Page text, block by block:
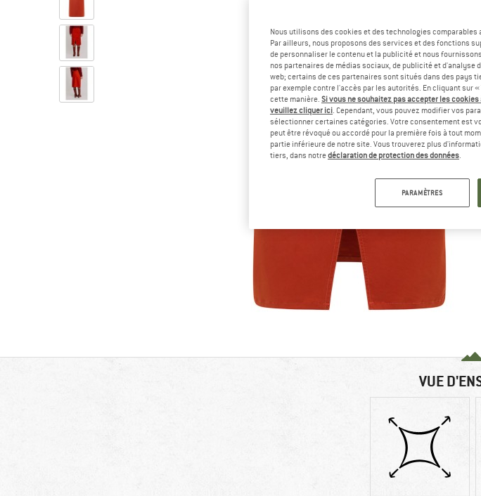
VUE
Nous utilisons des cookies et des technologies
Par ailleurs, nous proposons des services et des fonctions
de personnaliser le contenu et la publicité et nous
nos partenaires de médias sociaux, de publicité et
web; certains de ces partenaires sont situés dans des pays
par exemple contre l'accès par les autorités. En cliquant sur
cette manière. Si vous ne souhaitez pas accepter les
veuillez cliquer ici. Cependant, vous pouvez modifier vos
sélectionner certaines catégories. Votre consentement est
peut être révoqué ou accordé pour la première fois à tout
partie inférieure de notre site. Vous trouverez plus
tiers, dans notredéclaration de protection des données.
PARAMÈTRES